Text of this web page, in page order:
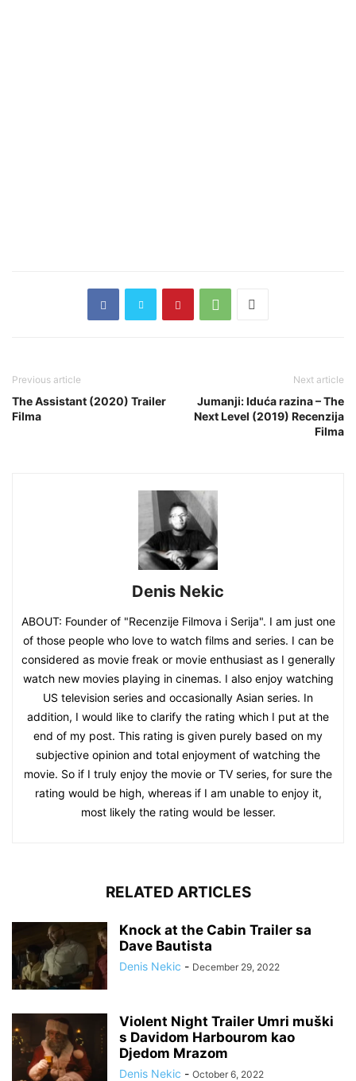
Previous article
The Assistant (2020) Trailer
Filma
Next article
Jumanji: Iduća razina – The
Next Level (2019) Recenzija
Filma
Denis Nekic
ABOUT: Founder of "Recenzije Filmova i Serija". I am just one
of those people who love to watch films and series. I can be
considered as movie freak or movie enthusiast as I generally
watch new movies playing in cinemas. I also enjoy watching
US television series and occasionally Asian series. In
addition, I would like to clarify the rating which I put at the
end of my post. This rating is given purely based on my
subjective opinion and total enjoyment of watching the
movie. So if I truly enjoy the movie or TV series, for sure the
rating would be high, whereas if I am unable to enjoy it,
most likely the rating would be lesser.
RELATED ARTICLES
Knock at the Cabin Trailer sa
Dave Bautista
Denis Nekic - December 29, 2022
Violent Night Trailer Umri muški
s Davidom Harbourom kao
Djedom Mrazom
Denis Nekic - October 6, 2022